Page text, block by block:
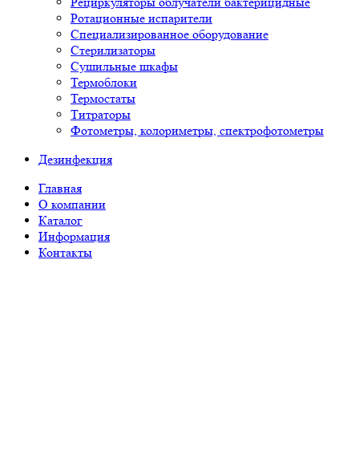
Ротационные испарители
Специализированное оборудование
Стерилизаторы
Сушильные шкафы
Термоблоки
Термостаты
Титраторы
Фотометры, колориметры, спектрофотометры
Дезинфекция
Главная
О компании
Каталог
Информация
Контакты